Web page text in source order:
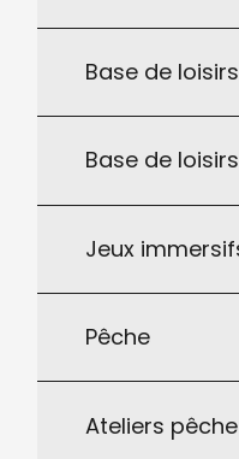
Base de
Base de
Jeux
Pêche
Ateliers
Où manger ?
séjour : les
de Tourisme à